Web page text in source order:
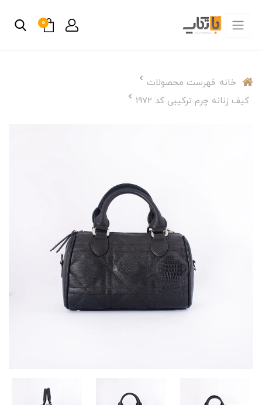
0
خانه فهرست محصولات
کیف زنانه چرم ترکیبی کد 1972